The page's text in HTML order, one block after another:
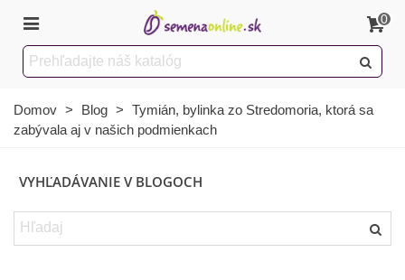
0
Domov > Blog > Tymián, bylinka zo Stredomoria, ktorá sa
zabývala aj v našich podmienkach
VYHĽADÁVANIE V BLOGOCH